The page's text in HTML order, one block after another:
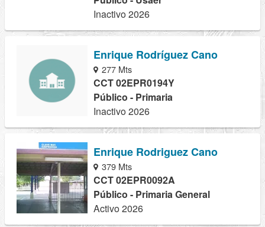
Inactivo 2026
Enrique Rodríguez Cano
277 Mts
CCT 02EPR0194Y
Público - Primaria
Inactivo 2026
Enrique Rodriguez Cano
379 Mts
CCT 02EPR0092A
Público - Primaria General
Activo 2026